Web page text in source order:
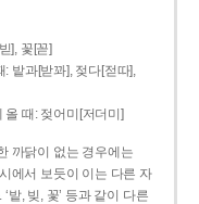
], 꽃[꼳]
밭과[받꽈], 젖다[젇따],
때: 젖어미[저더미]
까닭이 없는 경우에는
에서 보듯이 이는 다른 자
밭, 빚, 꽃’ 등과 같이 다른